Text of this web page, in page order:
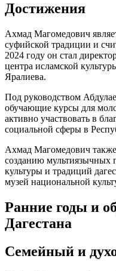
Достижения
Ахмад Магомедович
суфийской традиции и
2024 году он стал
центра исламской
Яралиева.
Под руководством
обучающие курсы для
активно участвовать в
социальной сферы в
Ахмад Магомедович
созданию мультиязычных
культуры и традиций
музей национальной
Ранние годы и
Дагестана
Семейный и